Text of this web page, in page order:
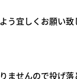
う宜しくお願い致
せんので投げ落